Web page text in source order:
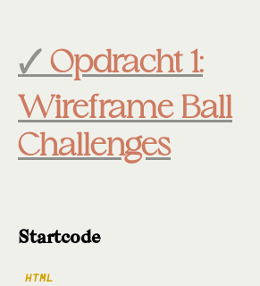
Opdracht 1:
Wireframe Ball
Challenges
Startcode